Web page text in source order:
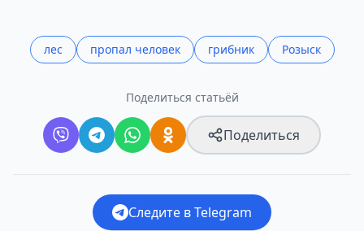
лес пропал человек грибник Розыск
Поделиться статьёй
Поделиться
Следите в Telegram